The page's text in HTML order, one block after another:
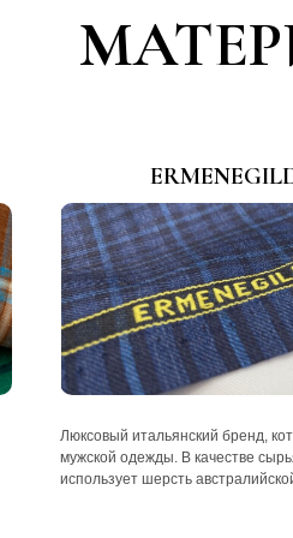
Люксовый итальянский бренд,
мужской одежды. В качестве
использует шерсть